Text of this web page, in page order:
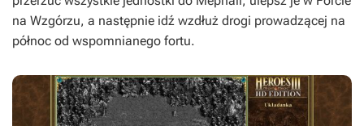
na Wzgórzu, a następnie idź wzdłuż drogi prowadzącej na
północ od wspomnianego fortu.